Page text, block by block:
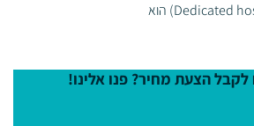
הצעת מחיר? פנו אלינו!